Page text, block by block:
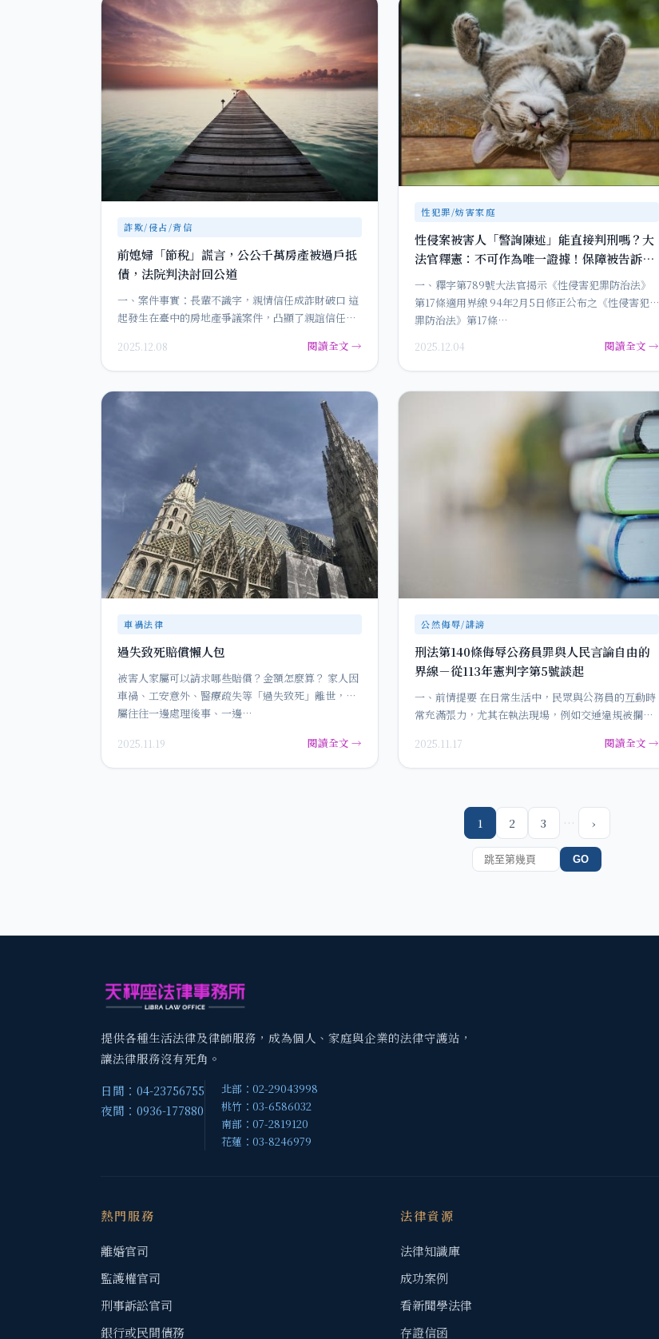
詐欺/侵占/背信
前媳婦「節稅」謊言，公公千萬房產被過戶抵
債，法院判決討回公道
一、案件事實：長輩不識字，親情信任成詐財破口 這
起發生在臺中的房地產爭議案件，凸顯了親誼信任與
2025.12.08 閱讀全文 →
性犯罪/妨害家庭
性侵案被害人「警詢陳述」能直接判刑嗎？大
法官釋憲：不可作為唯一證據！保障被告訴訟
權與被害人保護的重大平衡點
一、釋字第789號大法官揭示《性侵害犯罪防治法》
第17條適用界線 94年2月5日修正公布之《性侵害犯
罪防治法》第17條…
2025.12.04 閱讀全文 →
車禍法律
過失致死賠償懶人包
被害人家屬可以請求哪些賠償？金額怎麼算？ 家人因
車禍、工安意外、醫療疏失等「過失致死」離世，家
屬往往一邊處理後事、一邊…
2025.11.19 閱讀全文 →
公然侮辱/誹謗
刑法第140條侮辱公務員罪與人民言論自由的
界線－從113年憲判字第5號談起
一、前情提要 在日常生活中，民眾與公務員的互動時
常充滿張力，尤其在執法現場，例如交通違規被攔下
2025.11.17 閱讀全文 →
1 2 3 … ›
GO
提供各種生活法律及律師服務，成為個人、家庭與企業的法律守護站，
讓法律服務沒有死角。
日間：04-23756755
夜間：0936-177880
北部：02-29043998
桃竹：03-6586032
南部：07-2819120
花蓮：03-8246979
熱門服務
離婚官司
監護權官司
刑事訴訟官司
銀行或民間債務
法律資源
法律知識庫
成功案例
看新聞學法律
存證信函